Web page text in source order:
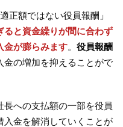
正額ではない役員報酬」
ると資金繰りが間に合わず
金が膨らみます。役員報酬
金の増加を抑えることがで
長への支払額の一部を役員
入金を解消していくことが